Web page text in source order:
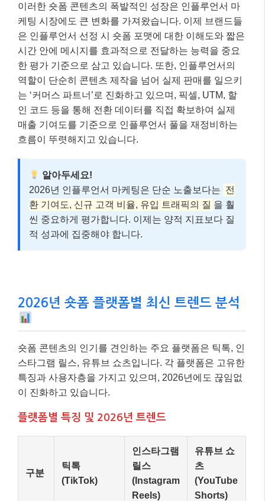
이러한 숏폼 콘텐츠의 폭발적인 성장은 인플루언서 마
케팅 시장에도 큰 변화를 가져왔습니다. 이제 브랜드들
은 인플루언서 선정 시 숏폼 포맷에 대한 이해도와 짧은
시간 안에 메시지를 효과적으로 전달하는 능력을 중요
한 평가 기준으로 삼고 있습니다. 또한, 인플루언서의
역할이 단순히 콘텐츠 제작을 넘어 실제 판매를 일으키
는 ‘커머스 파트너’로 진화하고 있으며, 픽셀, UTM, 할
인 코드 등을 통해 전환 데이터를 직접 확보하여 실제
매출 기여도를 기준으로 인플루언서 풀을 재정비하는
흐름이 뚜렷해지고 있습니다.
알아두세요!
2026년 인플루언서 마케팅은 단순 노출보다는 전
환 기여도, 신규 고객 비율, 유입 트래픽의 질 을 훨
씬 중요하게 평가합니다. 이제는 양적 지표보다 질
적 성과에 집중해야 합니다.
2026년 숏폼 플랫폼별 최신 트렌드 분석
숏폼 콘텐츠의 인기를 견인하는 주요 플랫폼은 틱톡, 인
스타그램 릴스, 유튜브 쇼츠입니다. 각 플랫폼은 고유한
특징과 사용자층을 가지고 있으며, 2026년에도 끊임없
이 진화하고 있습니다.
플랫폼별 특징 및 2026년 트렌드
구분
틱톡
(TikTok)
인스타그램
릴스
(Instagram
Reels)
유튜브 쇼
츠
(YouTube
Shorts)